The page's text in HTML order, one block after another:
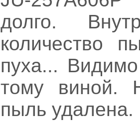
долго.
количество
пуха...
тому виной.
пыль удалена.